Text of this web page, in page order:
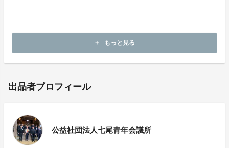
add もっと見る
出品者プロフィール
公益社団法人七尾青年会議所